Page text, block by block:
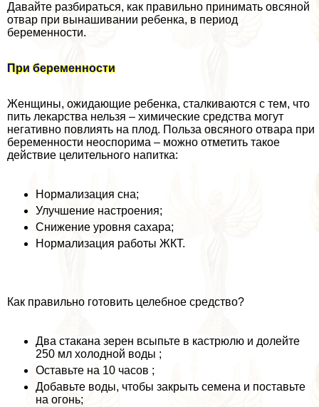
Давайте разбираться, как правильно принимать овсяной
отвар при вынашивании ребенка, в период
беременности.
При беременности
Женщины, ожидающие ребенка, сталкиваются с тем, что
пить лекарства нельзя – химические средства могут
негативно повлиять на плод. Польза овсяного отвара при
беременности неоспорима – можно отметить такое
действие целительного напитка:
Нормализация сна;
Улучшение настроения;
Снижение уровня сахара;
Нормализация работы ЖКТ.
Как правильно готовить целебное средство?
Два стакана зерен всыпьте в кастрюлю и долейте
250 мл холодной воды ;
Оставьте на 10 часов ;
Добавьте воды, чтобы закрыть семена и поставьте
на огонь;